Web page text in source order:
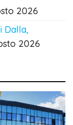
2026
Dalla,
2026